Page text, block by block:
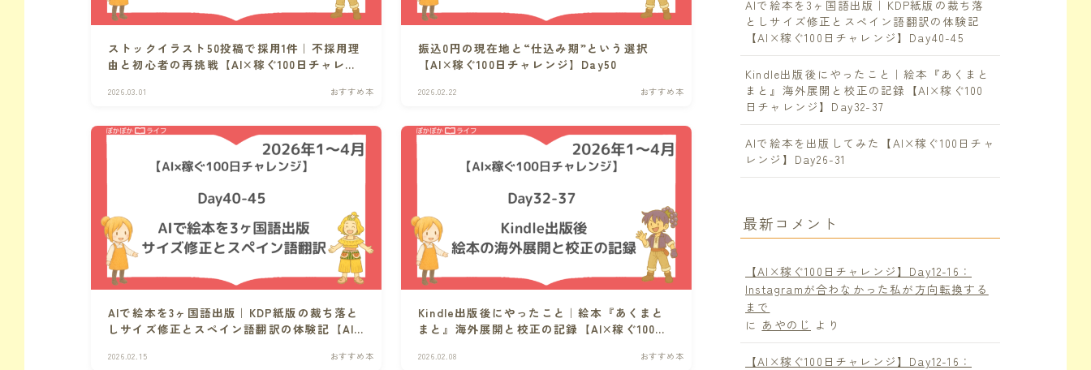
ストックイラスト50投稿で採用1件｜不採用理
由と初心者の再挑戦【AI×稼ぐ100日チャレン
2026.03.01 おすすめ本
振込0円の現在地と“仕込み期”という選択
【AI×稼ぐ100日チャレンジ】Day50
2026.02.22 おすすめ本
AIで絵本を3ヶ国語出版｜KDP紙版の裁ち落と
しサイズ修正とスペイン語翻訳の体験記【AI×
2026.02.15 おすすめ本
Kindle出版後にやったこと｜絵本『あくまと
まと』海外展開と校正の記録【AI×稼ぐ100日
2026.02.08 おすすめ本
AIで絵本を3ヶ国語出版｜KDP紙版の裁ち落
としサイズ修正とスペイン語翻訳の体験記
【AI×稼ぐ100日チャレンジ】Day40-45
Kindle出版後にやったこと｜絵本『あくまと
まと』海外展開と校正の記録【AI×稼ぐ100
日チャレンジ】Day32-37
AIで絵本を出版してみた【AI×稼ぐ100日チャ
レンジ】Day26-31
最新コメント
【AI×稼ぐ100日チャレンジ】Day12-16：
Instagramが合わなかった私が方向転換する
まで
に あやのじ より
【AI×稼ぐ100日チャレンジ】Day12-16：